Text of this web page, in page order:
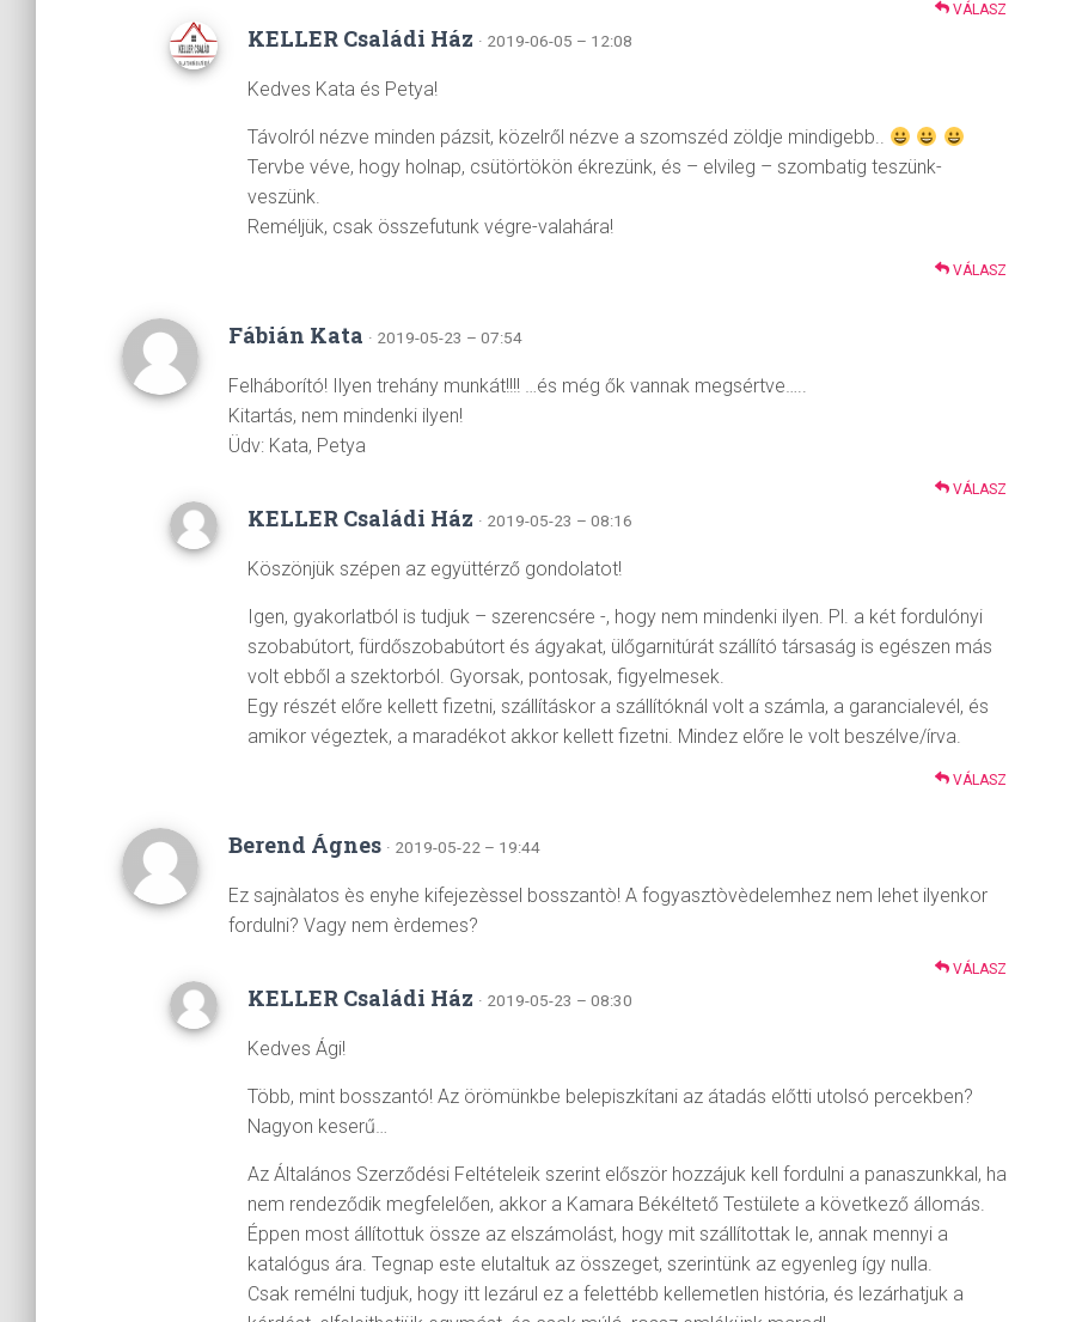
VÁLASZ
KELLER Családi Ház · 2019-06-05 – 12:08
Kedves Kata és Petya!
Távolról nézve minden pázsit, közelről nézve a szomszéd zöldje mindigebb..
Tervbe véve, hogy holnap, csütörtökön ékrezünk, és – elvileg – szombatig teszünk-
veszünk.
Reméljük, csak összefutunk végre-valahára!
VÁLASZ
Fábián Kata · 2019-05-23 – 07:54
Felháborító! Ilyen trehány munkát!!!! …és még ők vannak megsértve…..
Kitartás, nem mindenki ilyen!
Üdv: Kata, Petya
VÁLASZ
KELLER Családi Ház · 2019-05-23 – 08:16
Köszönjük szépen az együttérző gondolatot!
Igen, gyakorlatból is tudjuk – szerencsére -, hogy nem mindenki ilyen. Pl. a két fordulónyi
szobabútort, fürdőszobabútort és ágyakat, ülőgarnitúrát szállító társaság is egészen más
volt ebből a szektorból. Gyorsak, pontosak, figyelmesek.
Egy részét előre kellett fizetni, szállításkor a szállítóknál volt a számla, a garancialevél, és
amikor végeztek, a maradékot akkor kellett fizetni. Mindez előre le volt beszélve/írva.
VÁLASZ
Berend Ágnes · 2019-05-22 – 19:44
Ez sajnàlatos ès enyhe kifejezèssel bosszantò! A fogyasztòvèdelemhez nem lehet ilyenkor
fordulni? Vagy nem èrdemes?
VÁLASZ
KELLER Családi Ház · 2019-05-23 – 08:30
Kedves Ági!
Több, mint bosszantó! Az örömünkbe belepiszkítani az átadás előtti utolsó percekben?
Nagyon keserű…
Az Általános Szerződési Feltételeik szerint először hozzájuk kell fordulni a panaszunkkal, ha
nem rendeződik megfelelően, akkor a Kamara Békéltető Testülete a következő állomás.
Éppen most állítottuk össze az elszámolást, hogy mit szállítottak le, annak mennyi a
katalógus ára. Tegnap este elutaltuk az összeget, szerintünk az egyenleg így nulla.
Csak remélni tudjuk, hogy itt lezárul ez a felettébb kellemetlen história, és lezárhatjuk a